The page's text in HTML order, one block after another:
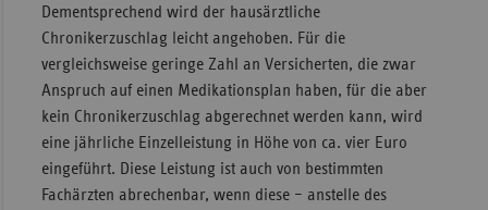
Dementsprechend wird der hausärztliche
Chronikerzuschlag leicht angehoben. Für die
vergleichsweise geringe Zahl an Versicherten, die zwar
Anspruch auf einen Medikationsplan haben, für die aber
kein Chronikerzuschlag abgerechnet werden kann, wird
eine jährliche Einzelleistung in Höhe von ca. vier Euro
eingeführt. Diese Leistung ist auch von bestimmten
Fachärzten abrechenbar, wenn diese – anstelle des